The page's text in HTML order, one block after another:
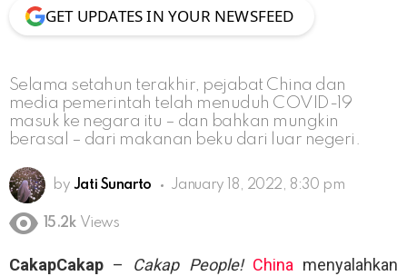
GET UPDATES IN YOUR NEWSFEED
Selama setahun terakhir, pejabat China dan
media pemerintah telah menuduh COVID-19
masuk ke negara itu – dan bahkan mungkin
berasal – dari makanan beku dari luar negeri.
by Jati Sunarto January 18, 2022, 8:30 pm
15.2k Views
CakapCakap – Cakap People! Chinamenyalahkan